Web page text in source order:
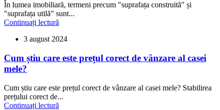
În lumea imobiliară, termeni precum "suprafața construită" și
"suprafața utilă" sunt...
Continuați lectură
3 august 2024
Cum știu care este prețul corect de vânzare al casei
mele?
Cum știu care este prețul corect de vânzare al casei mele? Stabilirea
prețului corect de...
Continuați lectură